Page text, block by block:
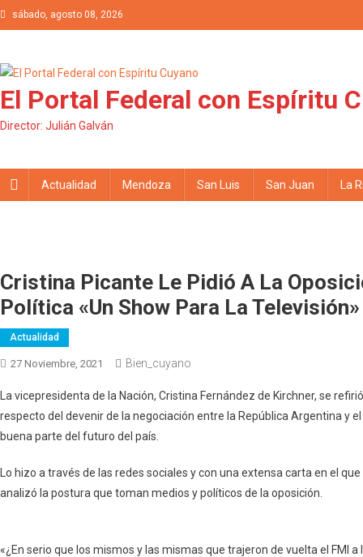
Saltar al contenido
sábado, agosto 08, 2026
El Portal Federal con Espíritu
Director: Julián Galván
Actualidad Mendoza San Luis San Juan La
Cristina Picante Le Pidió A La
Política «un Show Para La Televisión»
Actualidad
27 Noviembre, 2021 Bien_cuyano
La vicepresidenta de la Nación, Cristina Fernández de Kirchner, se
respecto del devenir de la negociación entre la República Argentina y
buena parte del futuro del país.
Lo hizo a través de las redes sociales y con una extensa carta en el
analizó la postura que toman medios y políticos de la oposición.
«¿En serio que los mismos y las mismas que trajeron de vuelta el FMI